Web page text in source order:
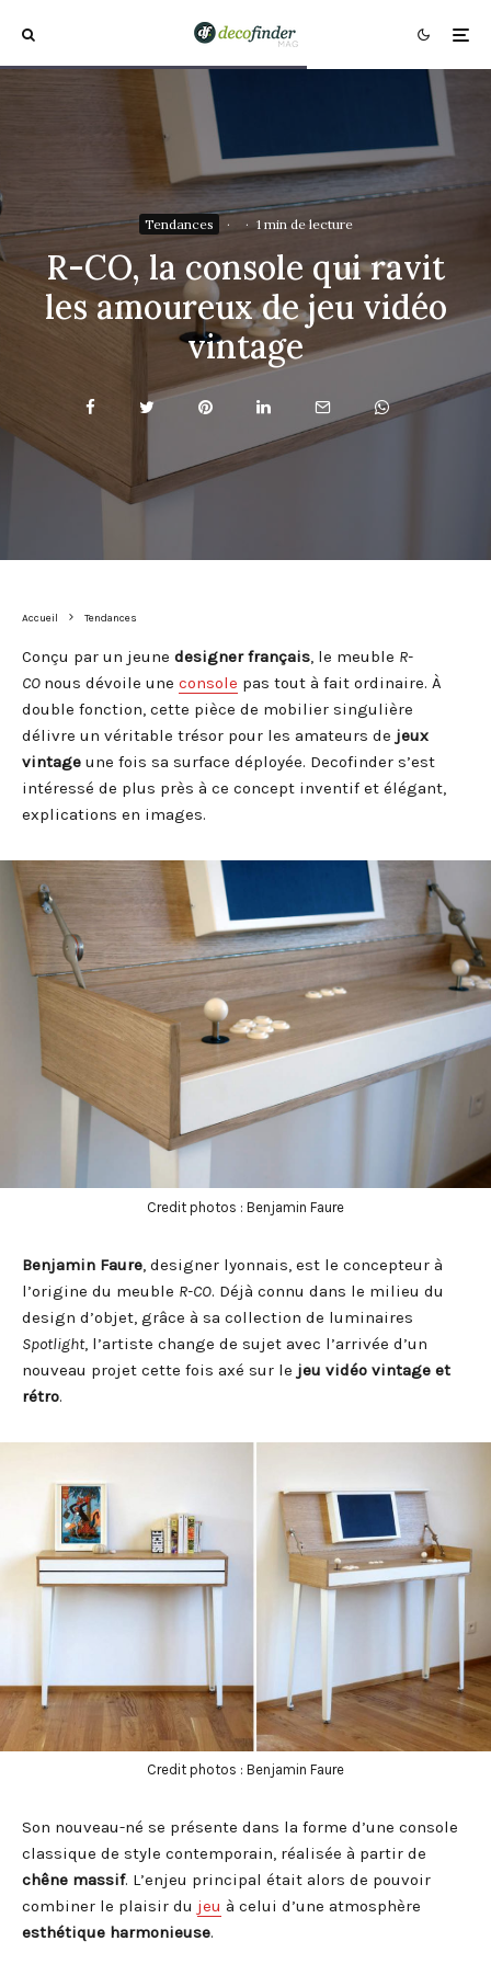
Tendances · · 1 min de lecture
R-CO, la console qui ravit
les amoureux de jeu vidéo
vintage
Accueil Tendances
Conçu par un jeune designer français, le meuble R-
CO nous dévoile une console pas tout à fait ordinaire. À
double fonction, cette pièce de mobilier singulière
délivre un véritable trésor pour les amateurs de jeux
vintage une fois sa surface déployée. Decofinder s’est
intéressé de plus près à ce concept inventif et élégant,
explications en images.
Credit photos : Benjamin Faure
Benjamin Faure, designer lyonnais, est le concepteur à
l’origine du meuble R-CO. Déjà connu dans le milieu du
design d’objet, grâce à sa collection de luminaires
Spotlight, l’artiste change de sujet avec l’arrivée d’un
nouveau projet cette fois axé sur le jeu vidéo vintage et
rétro.
Credit photos : Benjamin Faure
Son nouveau-né se présente dans la forme d’une console
classique de style contemporain, réalisée à partir de
chêne massif. L’enjeu principal était alors de pouvoir
combiner le plaisir du jeu à celui d’une atmosphère
esthétique harmonieuse.